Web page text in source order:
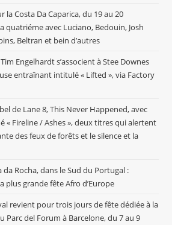
la Costa Da Caparica, du 19 au 20
quatriéme avec Luciano, Bedouin, Josh
Beltran et bein d’autres
Engelhardt s’associent à Stee Downes
entraînant intitulé « Lifted », via Factory
de Lane 8, This Never Happened, avec
« Fireline / Ashes », deux titres qui alertent
des feux de forêts et le silence et la
Rocha, dans le Sud du Portugal :
grande fête Afro d’Europe
revient pour trois jours de fête dédiée à la
Parc del Forum à Barcelone, du 7 au 9